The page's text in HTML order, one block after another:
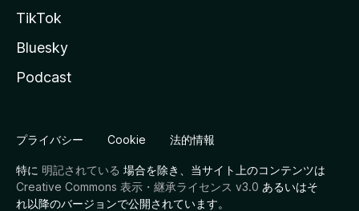
TikTok
Bluesky
Podcast
プライバシー Cookie 法的情報
特に 明記されている 場合を除き、当サイト上のコンテンツは
Creative Commons 表示・継承ライセンス v3.0 あるいはそ
れ以降のバージョンで公開されています。